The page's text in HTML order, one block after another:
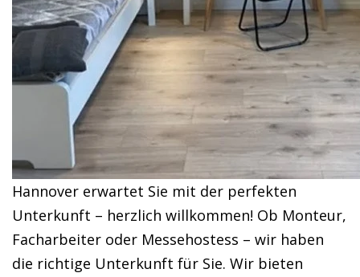
Hannover erwartet Sie mit der perfekten
Unterkunft – herzlich willkommen! Ob Monteur,
Facharbeiter oder Messehostess – wir haben
die richtige Unterkunft für Sie. Wir bieten